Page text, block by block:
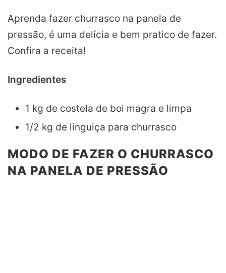
Aprenda fazer churrasco na panela de
pressão, é uma delícia e bem pratico de fazer.
Confira a receita!
Ingredientes
1 kg de costela de boi magra e limpa
1/2 kg de linguiça para churrasco
MODO DE FAZER O CHURRASCO
NA PANELA DE PRESSÃO